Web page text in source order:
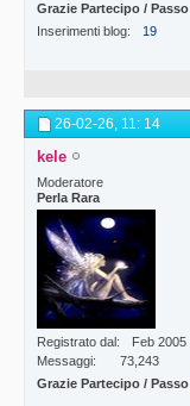
Grazie Partecipo / Passo
Inserimenti blog
19
26-02-26, 11: 14
kele
Moderatore
Perla Rara
Registrato dal
Feb 2005
Messaggi
73,243
Grazie Partecipo / Passo